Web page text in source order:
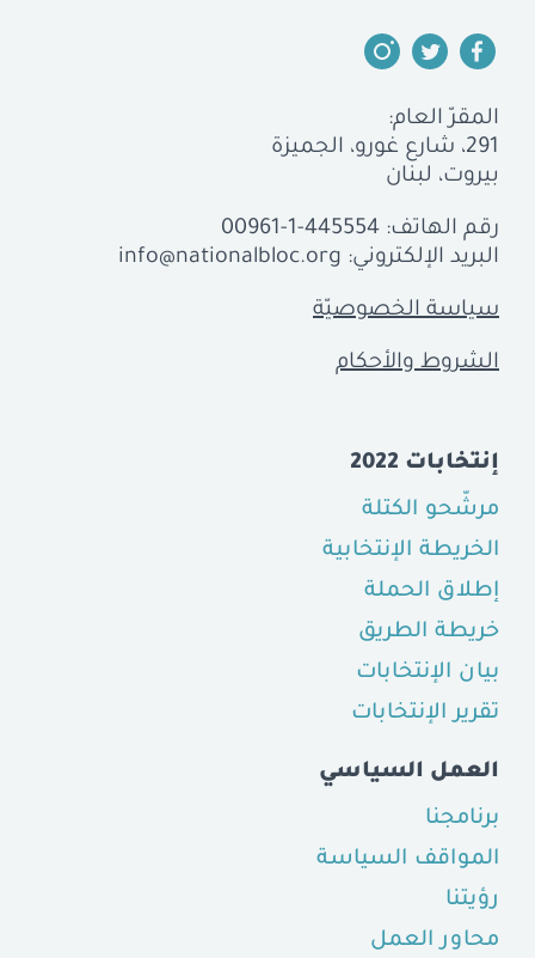
المقرّ العام:
291، شارع غورو، الجميزة
بيروت، لبنان
رقم الهاتف: 00961-1-445554
البريد الإلكتروني: info@nationalbloc.org
سياسة الخصوصيّة
الشروط والأحكام
إنتخابات 2022
مرشّحو الكتلة
الخريطة الإنتخابية
إطلاق الحملة
خريطة الطريق
بيان الإنتخابات
تقرير الإنتخابات
العمل السياسي
برنامجنا
المواقف السياسة
رؤيتنا
محاور العمل